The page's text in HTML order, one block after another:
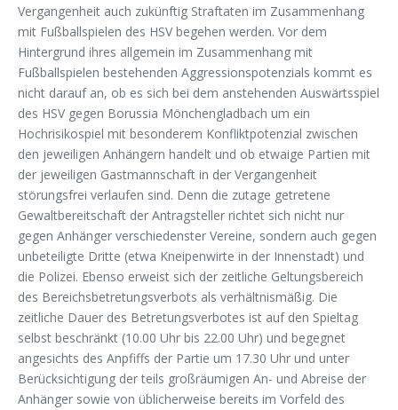
Vergangenheit auch zukünftig Straftaten im Zusammenhang
mit Fußballspielen des HSV begehen werden. Vor dem
Hintergrund ihres allgemein im Zusammenhang mit
Fußballspielen bestehenden Aggressionspotenzials kommt es
nicht darauf an, ob es sich bei dem anstehenden Auswärtsspiel
des HSV gegen Borussia Mönchengladbach um ein
Hochrisikospiel mit besonderem Konfliktpotenzial zwischen
den jeweiligen Anhängern handelt und ob etwaige Partien mit
der jeweiligen Gastmannschaft in der Vergangenheit
störungsfrei verlaufen sind. Denn die zutage getretene
Gewaltbereitschaft der Antragsteller richtet sich nicht nur
gegen Anhänger verschiedenster Vereine, sondern auch gegen
unbeteiligte Dritte (etwa Kneipenwirte in der Innenstadt) und
die Polizei. Ebenso erweist sich der zeitliche Geltungsbereich
des Bereichsbetretungsverbots als verhältnismäßig. Die
zeitliche Dauer des Betretungsverbotes ist auf den Spieltag
selbst beschränkt (10.00 Uhr bis 22.00 Uhr) und begegnet
angesichts des Anpfiffs der Partie um 17.30 Uhr und unter
Berücksichtigung der teils großräumigen An- und Abreise der
Anhänger sowie von üblicherweise bereits im Vorfeld des